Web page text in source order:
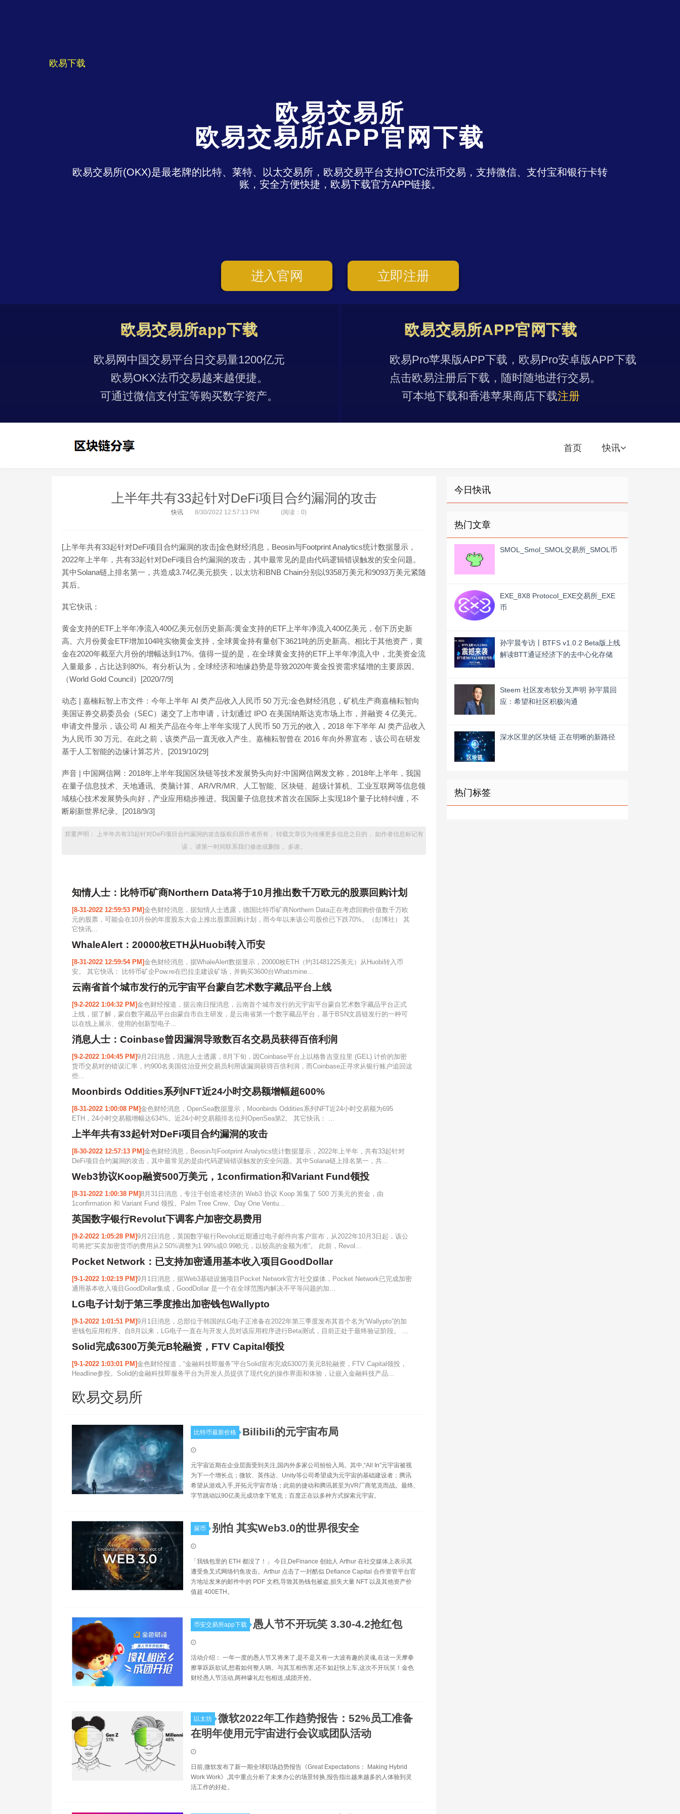
欧易下载
欧易交易所
欧易交易所APP官网下载
欧易交易所(OKX)是最老牌的比特、莱特、以太交易所，欧易交易平台支持OTC法币交易，支持微信、支付宝和银行卡转
账，安全方便快捷，欧易下载官方APP链接。
进入官网 立即注册
欧易交易所app下载
欧易网中国交易平台日交易量1200亿元
欧易OKX法币交易越来越便捷。
可通过微信支付宝等购买数字资产。
欧易交易所APP官网下载
欧易Pro苹果版APP下载，欧易Pro安卓版APP下载
点击欧易注册后下载，随时随地进行交易。
可本地下载和香港苹果商店下载注册
首页 快讯
上半年共有33起针对DeFi项目合约漏洞的攻击
快讯 8/30/2022 12:57:13 PM (阅读：0)
[上半年共有33起针对DeFi项目合约漏洞的攻击]金色财经消息，Beosin与Footprint Analytics统计数据显示，
2022年上半年，共有33起针对DeFi项目合约漏洞的攻击，其中最常见的是由代码逻辑错误触发的安全问题。
其中Solana链上排名第一，共造成3.74亿美元损失，以太坊和BNB Chain分别以9358万美元和9093万美元紧随
其后。
其它快讯：
黄金支持的ETF上半年净流入400亿美元创历史新高:黄金支持的ETF上半年净流入400亿美元，创下历史新
高。六月份黄金ETF增加104吨实物黄金支持，全球黄金持有量创下3621吨的历史新高。相比于其他资产，黄
金在2020年截至六月份的增幅达到17%。值得一提的是，在全球黄金支持的ETF上半年净流入中，北美资金流
入量最多，占比达到80%。有分析认为，全球经济和地缘趋势是导致2020年黄金投资需求猛增的主要原因。
（World Gold Council）[2020/7/9]
动态 | 嘉楠耘智上市文件：今年上半年 AI 类产品收入人民币 50 万元:金色财经消息，矿机生产商嘉楠耘智向
美国证券交易委员会（SEC）递交了上市申请，计划通过 IPO 在美国纳斯达克市场上市，并融资 4 亿美元。
申请文件显示，该公司 AI 相关产品在今年上半年实现了人民币 50 万元的收入，2018 年下半年 AI 类产品收入
为人民币 30 万元。在此之前，该类产品一直无收入产生。嘉楠耘智曾在 2016 年向外界宣布，该公司在研发
基于人工智能的边缘计算芯片。[2019/10/29]
声音 | 中国网信网：2018年上半年我国区块链等技术发展势头向好:中国网信网发文称，2018年上半年，我国
在量子信息技术、天地通讯、类脑计算、AR/VR/MR、人工智能、区块链、超级计算机、工业互联网等信息领
域核心技术发展势头向好，产业应用稳步推进。我国量子信息技术首次在国际上实现18个量子比特纠缠，不
断刷新世界纪录。[2018/9/3]
郑重声明： 上半年共有33起针对DeFi项目合约漏洞的攻击版权归原作者所有， 转载文章仅为传播更多信息之目的， 如作者信息标记有
误， 请第一时间联系我们修改或删除， 多谢。
知情人士：比特币矿商Northern Data将于10月推出数千万欧元的股票回购计划
[8-31-2022 12:59:53 PM]金色财经消息，据知情人士透露，德国比特币矿商Northern Data正在考虑回购价值数千万欧
元的股票，可能会在10月份的年度股东大会上推出股票回购计划，而今年以来该公司股价已下跌70%。（彭博社） 其
它快讯...
WhaleAlert：20000枚ETH从Huobi转入币安
[8-31-2022 12:59:54 PM]金色财经消息，据WhaleAlert数据显示，20000枚ETH（约31481225美元）从Huobi转入币
安。 其它快讯： 比特币矿企Pow.re在巴拉圭建设矿场，并购买3600台Whatsmine...
云南省首个城市发行的元宇宙平台蒙自艺术数字藏品平台上线
[9-2-2022 1:04:32 PM]金色财经报道，据云南日报消息，云南首个城市发行的元宇宙平台蒙自艺术数字藏品平台正式
上线，据了解，蒙自数字藏品平台由蒙自市自主研发，是云南省第一个数字藏品平台，基于BSN文昌链发行的一种可
以在线上展示、使用的创新型电子...
消息人士：Coinbase曾因漏洞导致数百名交易员获得百倍利润
[9-2-2022 1:04:45 PM]9月2日消息，消息人士透露，8月下旬，因Coinbase平台上以格鲁吉亚拉里 (GEL) 计价的加密
货币交易对的错误汇率，约900名美国佐治亚州交易员利用该漏洞获得百倍利润，而Coinbase正寻求从银行账户追回这
些...
Moonbirds Oddities系列NFT近24小时交易额增幅超600%
[8-31-2022 1:00:08 PM]金色财经消息，OpenSea数据显示，Moonbirds Oddities系列NFT近24小时交易额为695
ETH，24小时交易额增幅达634%。近24小时交易额排名位列OpenSea第2。 其它快讯： ...
上半年共有33起针对DeFi项目合约漏洞的攻击
[8-30-2022 12:57:13 PM]金色财经消息，Beosin与Footprint Analytics统计数据显示，2022年上半年，共有33起针对
DeFi项目合约漏洞的攻击，其中最常见的是由代码逻辑错误触发的安全问题。其中Solana链上排名第一，共...
Web3协议Koop融资500万美元，1confirmation和Variant Fund领投
[8-31-2022 1:00:38 PM]8月31日消息，专注于创造者经济的 Web3 协议 Koop 筹集了 500 万美元的资金，由
1confirmation 和 Variant Fund 领投。Palm Tree Crew、Day One Ventu...
英国数字银行Revolut下调客户加密交易费用
[9-2-2022 1:05:28 PM]9月2日消息，英国数字银行Revolut近期通过电子邮件向客户宣布，从2022年10月3日起，该公
司将把“买卖加密货币的费用从2.50%调整为1.99%或0.99欧元，以较高的金额为准”。 此前，Revol...
Pocket Network：已支持加密通用基本收入项目GoodDollar
[9-1-2022 1:02:19 PM]9月1日消息，据Web3基础设施项目Pocket Network官方社交媒体，Pocket Network已完成加密
通用基本收入项目GoodDollar集成，GoodDollar 是一个在全球范围内解决不平等问题的加...
LG电子计划于第三季度推出加密钱包Wallypto
[9-1-2022 1:01:51 PM]9月1日消息，总部位于韩国的LG电子正准备在2022年第三季度发布其首个名为“Wallypto”的加
密钱包应用程序。自8月以来，LG电子一直在与开发人员对该应用程序进行Beta测试，目前正处于最终验证阶段。 ...
Solid完成6300万美元B轮融资，FTV Capital领投
[9-1-2022 1:03:01 PM]金色财经报道，“金融科技即服务”平台Solid宣布完成6300万美元B轮融资，FTV Capital领投，
Headline参投。Solid的金融科技即服务平台为开发人员提供了现代化的操作界面和体验，让嵌入金融科技产品...
欧易交易所
比特币最新价格 Bilibili的元宇宙布局
元宇宙近期在企业层面受到关注,国内外多家公司纷纷入局。其中,“All In”元宇宙被视
为下一个增长点；微软、英伟达、Unity等公司希望成为元宇宙的基础建设者；腾讯
希望从游戏入手,开拓元宇宙市场；此前的捷动和腾讯甚至为VR厂商笔克而战。最终,
字节跳动以90亿美元成功拿下笔克；百度正在以多种方式探索元宇宙。
屎币 别怕 其实Web3.0的世界很安全
「我钱包里的 ETH 都没了！」 今日,DeFinance 创始人 Arthur 在社交媒体上表示其
遭受鱼叉式网络钓鱼攻击。Arthur 点击了一封酷似 Defiance Capital 合作资管平台官
方地址发来的邮件中的 PDF 文档,导致其热钱包被盗,损失大量 NFT 以及其他资产价
值超 400ETH。
币安交易所app下载 愚人节不开玩笑 3.30-4.2抢红包
活动介绍： 一年一度的愚人节又将来了,是不是又有一大波有趣的灵魂,在这一天摩拳
擦掌跃跃欲试,想着如何整人呐。与其互相伤害,还不如赶快上车,这次不开玩笑！金色
财经愚人节活动,两种壕礼红包相送,成团开抢。
以太坊
微软2022年工作趋势报告：52%员工准备
在明年使用元宇宙进行会议或团队活动
日前,微软发布了新一期全球职场趋势报告《Great Expectations： Making Hybrid
Work Work》,其中重点分析了未来办公的场景转换,报告指出越来越多的人体验到灵
活工作的好处。
今日快讯
热门文章
SMOL_Smol_SMOL交易所_SMOL币
EXE_8X8 Protocol_EXE交易所_EXE
币
孙宇晨专访丨BTFS v1.0.2 Beta版上线
解读BTT通证经济下的去中心化存储
Steem 社区发布软分叉声明 孙宇晨回
应：希望和社区积极沟通
深水区里的区块链 正在明晰的新路径
热门标签